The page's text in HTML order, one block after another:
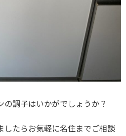
調子はいかがでしょうか？
したらお気軽に名住までご相談